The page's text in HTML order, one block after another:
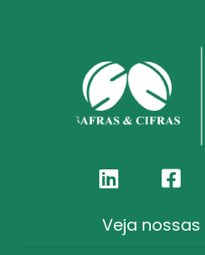
Veja nossas